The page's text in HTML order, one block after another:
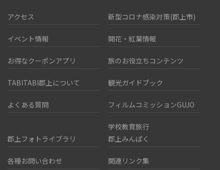
アクセス 新型コロナ感染対策(郡上市)
イベント情報 開花・紅葉情報
お得なクーポンアプリ 旅のお役立ちコンテンツ
TABITABI郡上について 観光ガイドブック
よくある質問 フィルムコミッションGUJO
郡上フォトライブラリ
学校教育旅行
郡上みんぱく
各種お問い合わせ 関連リンク集